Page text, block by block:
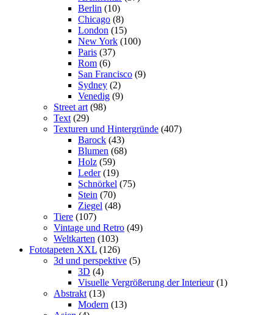
Berlin (10)
Chicago (8)
London (15)
New York (100)
Paris (37)
Rom (6)
San Francisco (9)
Sydney (2)
Venedig (9)
Street art (98)
Text (29)
Texturen und Hintergründe (407)
Barock (43)
Blumen (68)
Holz (59)
Leder (19)
Schnörkel (75)
Stein (70)
Ziegel (48)
Tiere (107)
Vintage und Retro (49)
Weltkarten (103)
Fototapeten XXL (126)
3d und perspektive (5)
3D (4)
Visuelle Vergrößerung der Interieur (1)
Abstrakt (13)
Modern (13)